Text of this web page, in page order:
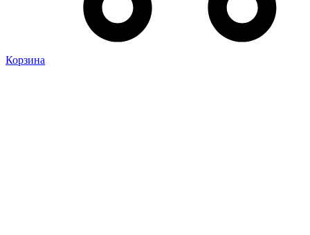
Корзина